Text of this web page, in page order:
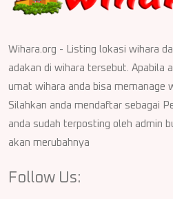
Wihara.org - Listing lokasi wihara
adakan di wihara tersebut. Apabila
umat wihara anda bisa memanage
Silahkan anda mendaftar sebagai
anda sudah terposting oleh admin
akan merubahnya
Follow Us: